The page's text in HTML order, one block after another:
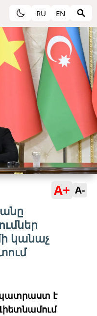
RU EN
A+ A-
կանաչ
է